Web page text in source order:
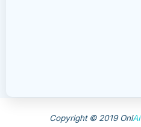
Copyright © 2019 OnlAI